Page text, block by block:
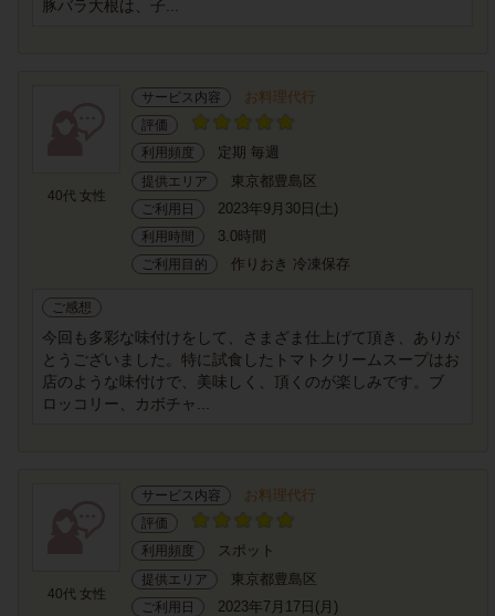
豚バラ大根は、子...
40代 女性
サービス内容 お料理代行
評価
利用頻度
定期 毎週
提供エリア 東京都豊島区
ご利用日 2023年9月30日(土)
利用時間 3.0時間
ご利用目的 作りおき 冷凍保存
ご感想
今回も多彩な味付けをして、さまざま仕上げて頂き、ありが
とうございました。特に試食したトマトクリームスープはお
店のような味付けで、美味しく、頂くのが楽しみです。ブ
ロッコリー、カボチャ...
40代 女性
サービス内容 お料理代行
評価
利用頻度
スポット
提供エリア 東京都豊島区
ご利用日 2023年7月17日(月)